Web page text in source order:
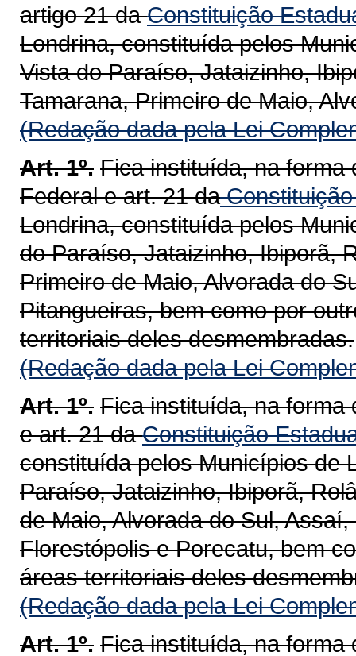
artigo 21 daConstituição
Londrina, constituída pelos
Vista do Paraíso, Jataizinho,
Tamarana, Primeiro de Maio,
(Redação dada pela Lei
Art. 1º. Fica instituída, na forma
Federal e art. 21 da
Londrina, constituída pelos
do Paraíso, Jataizinho, Ibiporã,
Primeiro de Maio, Alvorada do
Pitangueiras, bem como por
territoriais deles desmembradas.
(Redação dada pela Lei
Art. 1º. Fica instituída, na forma
e art. 21 daConstituição
constituída pelos Municípios de
Paraíso, Jataizinho, Ibiporã,
de Maio, Alvorada do Sul,
Florestópolis e Porecatu, bem
áreas territoriais deles
(Redação dada pela Lei
Art. 1º. Fica instituída, na forma